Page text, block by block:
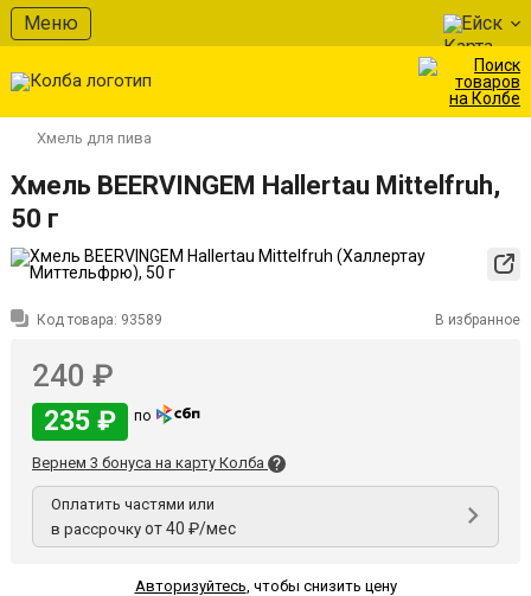
Меню Ейск
Хмель для пива
Хмель BEERVINGEM Hallertau Mittelfruh,
50 г
Код товара: 93589 В избранное
240 ₽
235 ₽ по
Вернем 3 бонуса на карту Колба
Оплатить частями или
в рассрочку от 40 ₽/мес
Авторизуйтесь, чтобы снизить цену